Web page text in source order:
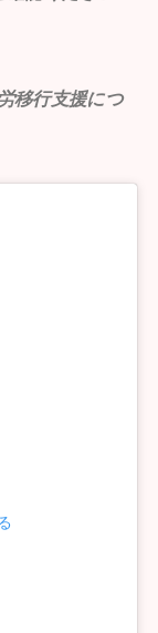
移行支援につ